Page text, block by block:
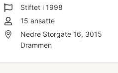
Stiftet i 1998
15 ansatte
Nedre Storgate 16, 3015
Drammen